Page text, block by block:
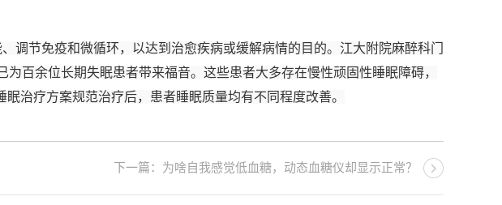
节免疫和微循环，以达到治愈疾病或缓解病情的目的。江大附院麻醉科门
百余位长期失眠患者带来福音。这些患者大多存在慢性顽固性睡眠障碍，
治疗方案规范治疗后，患者睡眠质量均有不同程度改善。
下一篇：为啥自我感觉低血糖，动态血糖仪却显示正常？